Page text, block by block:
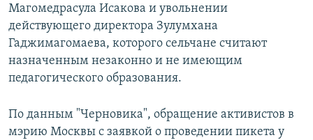
Магомедрасула Исакова и увольнении
действующего директора Зулумхана
Гаджимагомаева, которого сельчане считают
назначенным незаконно и не имеющим
педагогического образования.
По данным "Черновика", обращение активистов в
мэрию Москвы с заявкой о проведении пикета у